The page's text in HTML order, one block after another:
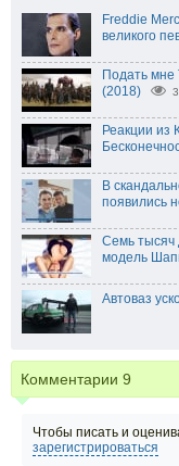
Freddie
великого
Подать мне
(2018)
Реакции из
В
появились
Семь тысяч
модель
Автоваз
Комментарии 9
Чтобы писать и
зарегистрироваться